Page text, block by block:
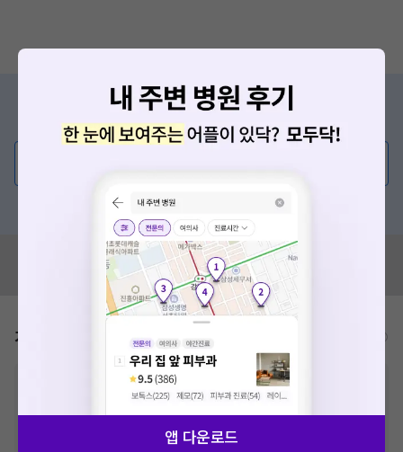
증상/치료, 궁금한 점이 있나요?
의사가 직접 답해드려요!
혹은, 의료상담 서비스에 다양한 게시글 보러가기
혹시 잘못된 병원정보가 있나요?
모두닥 팀에 알려주세요!
가격표
비급여 항목의 경우,추가비용 등으로 실제 가격과 상이할 수 있으니, 정확
한 가격은 해당 의료기관에 직접 문의해주세요.
※급여 항목의 경우,건강보험심사평가원에 고지되어 있는 급여 진료 기준 가
격입니다. (진료와 연관된 복합적인 비용이 추가되어, 병원마다 금액이 다르게
산정될 수 있는 점 참고 바랍니다.)앱 다운로드